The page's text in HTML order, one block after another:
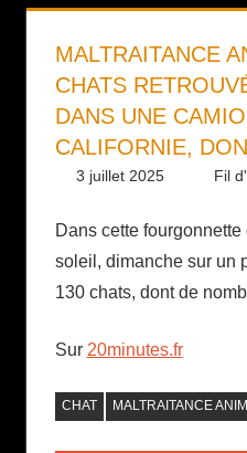
MALTRAITANCE
CHATS
DANS UNE
CALIFORNIE,
3 juillet 2025 Fil
Dans cette
soleil, dimanche sur un
130 chats, dont de
Sur 20minutes.fr
CHAT MALTRAITANCE